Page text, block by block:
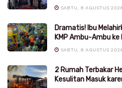
SABTU, 8 AGUSTUS
Dramatis! Ibu
KMP Ambu-Ambu ke
SABTU, 8 AGUSTUS
2 Rumah Terbakar
Kesulitan Masuk